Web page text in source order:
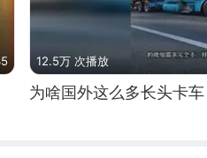
12.5万 次播放
为啥国外这么多长头卡车